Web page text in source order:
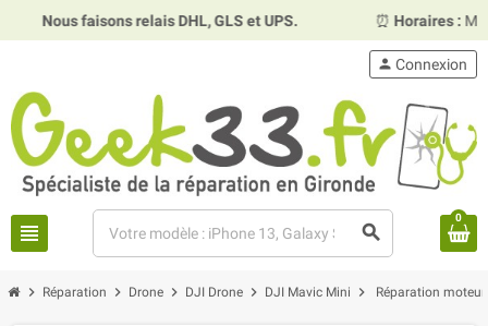
faisons relais DHL, GLS et UPS. Horaires :Mardi,
view_headline search
person Connexion
0
chevron_right Réparation chevron_right Drone chevron_right DJI Drone chevron_right DJI Mavic Mini chevron_right Réparation